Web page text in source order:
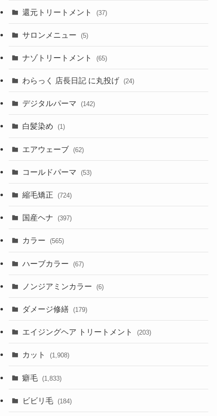
還元トリートメント (37)
サロンメニュー (5)
ナゾトリートメント (65)
わらっく 店長日記 に丸投げ (24)
デジタルパーマ (142)
白髪染め (1)
エアウェーブ (62)
コールドパーマ (53)
縮毛矯正 (724)
国産ヘナ (397)
カラー (565)
ハーブカラー (67)
ノンジアミンカラー (6)
ダメージ修繕 (179)
エイジングヘア トリートメント (203)
カット (1,908)
癖毛 (1,833)
ビビリ毛 (184)